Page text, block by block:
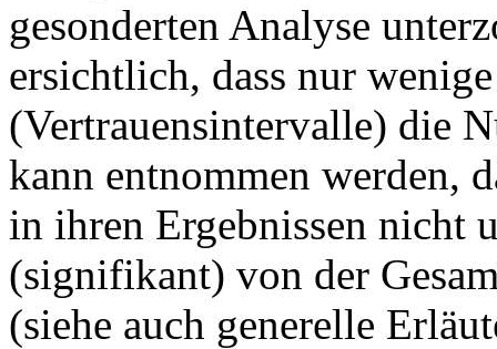
gesonderten Analyse
ersichtlich, dass nur
(Vertrauensintervalle) die
kann entnommen werden,
in ihren Ergebnissen nicht
(signifikant) von der
(siehe auch generelle